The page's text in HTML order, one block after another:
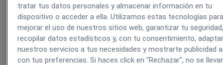
tratar tus datos personales y almacenar información en tu
dispositivo o acceder a ella. Utilizamos estas tecnologías
mejorar el uso de nuestros sitios web, garantizar tu
recopilar datos estadísticos y, con tu consentimiento,
nuestros servicios a tus necesidades y mostrarte publicidad
con tus preferencias. Si haces click en "Rechazar", no se